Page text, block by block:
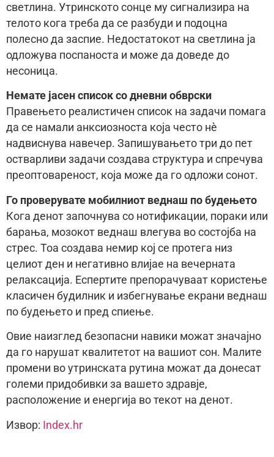
светлина. Утринското сонце му сигнализира на
телото кога треба да се разбуди и подоцна
полесно да заспие. Недостатокот на светлина ја
одложува поспаноста и може да доведе до
несоница.
Немате јасен список со дневни обврски
Правењето реалистичен список на задачи помага
да се намали анксиозноста која често нè
надвиснува навечер. Запишувањето три до пет
остварливи задачи создава структура и спречува
преоптовареност, која може да го одложи сонот.
Го проверувате мобилниот веднаш по будењето
Кога денот започнува со нотификации, пораки или
барања, мозокот веднаш влегува во состојба на
стрес. Тоа создава немир кој се протега низ
целиот ден и негативно влијае на вечерната
релаксација. Еспертите препорачуваат користење
класичен будилник и избегнување екрани веднаш
по будењето и пред спиење.
Овие наизглед безопасни навики можат значајно
да го нарушат квалитетот на вашиот сон. Малите
промени во утринската рутина можат да донесат
големи придобивки за вашето здравје,
расположение и енергија во текот на денот.
Извор: Index.hr